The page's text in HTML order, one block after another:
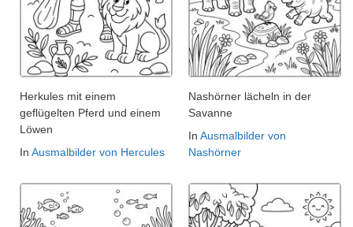
Herkules mit einem
geflügelten Pferd und einem
Löwen
In Ausmalbilder von Hercules
Nashörner lächeln in der
Savanne
In Ausmalbilder von
Nashörner